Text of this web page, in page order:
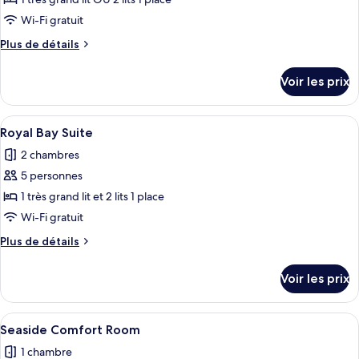
ou
avec
jumeaux
ce
type
de
Chambre
Junior
Double
ou
avec
lits
jumeaux,
balcon
Wi-Fi gratuit
Plus de détails
Plus
le
type
de
chambre
Chambre
Junior
ou
avec
jumeaux,
Voir les prix
Afficher
toutes
les
photos
pour
ce
type
de
Royal
Bay
Suite
Un salon moderne avec un sol à
7
Royal Bay Suite
2 chambres
5 personnes
1 très grand lit et 2 lits 1 place
Wi-Fi gratuit
Plus de détails
Plus
le
type
de
Royal
Voir les prix
Afficher
toutes
Une chambre d’hôtel bien rangée,
3
Seaside Comfort Room
1 chambre